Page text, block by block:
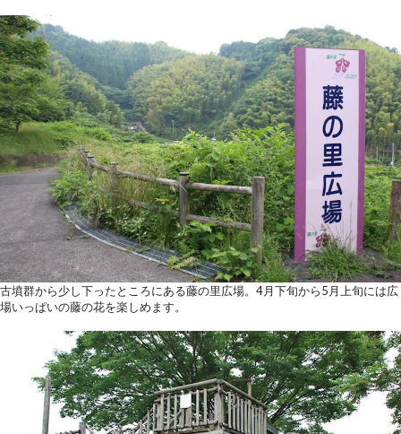
古墳群から少し下ったところにある藤の里広場。4月下旬から5月上旬には広
場いっぱいの藤の花を楽しめます。